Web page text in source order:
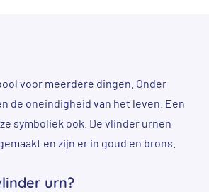
voor meerdere dingen. Onder
de oneindigheid van het leven. Een
symboliek ook. De vlinder urnen
en zijn er in goud en brons.
urn?